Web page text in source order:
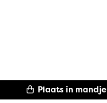
Plaats in mandje